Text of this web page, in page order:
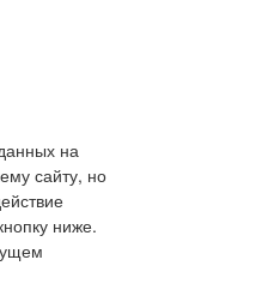
на
сайту, но
ниже.